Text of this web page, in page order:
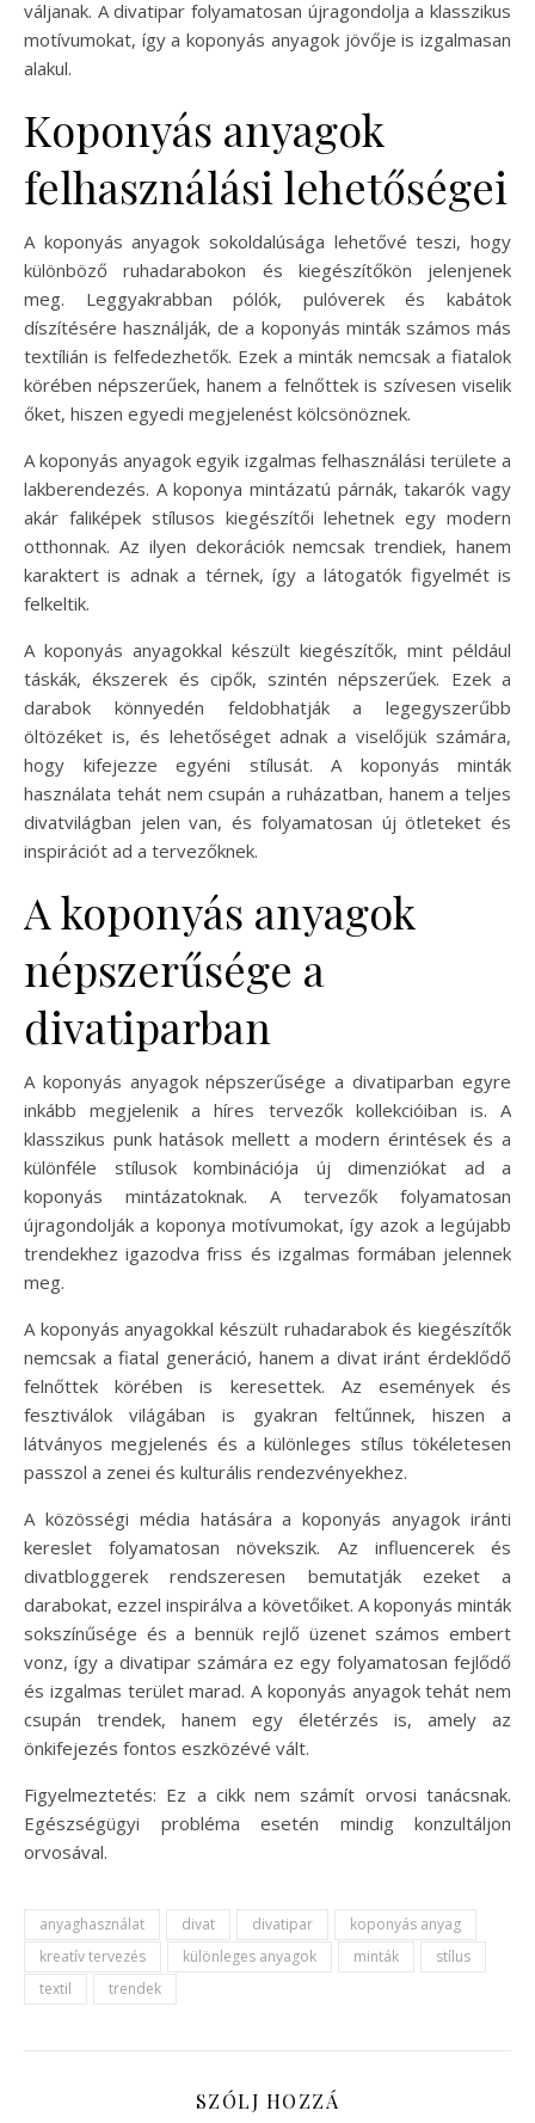
váljanak. A divatipar folyamatosan újragondolja a klasszikus
motívumokat, így a koponyás anyagok jövője is izgalmasan
alakul.
Koponyás anyagok
felhasználási lehetőségei
A koponyás anyagok sokoldalúsága lehetővé teszi, hogy
különböző ruhadarabokon és kiegészítőkön jelenjenek
meg. Leggyakrabban pólók, pulóverek és kabátok
díszítésére használják, de a koponyás minták számos más
textílián is felfedezhetők. Ezek a minták nemcsak a fiatalok
körében népszerűek, hanem a felnőttek is szívesen viselik
őket, hiszen egyedi megjelenést kölcsönöznek.
A koponyás anyagok egyik izgalmas felhasználási területe a
lakberendezés. A koponya mintázatú párnák, takarók vagy
akár faliképek stílusos kiegészítői lehetnek egy modern
otthonnak. Az ilyen dekorációk nemcsak trendiek, hanem
karaktert is adnak a térnek, így a látogatók figyelmét is
felkeltik.
A koponyás anyagokkal készült kiegészítők, mint például
táskák, ékszerek és cipők, szintén népszerűek. Ezek a
darabok könnyedén feldobhatják a legegyszerűbb
öltözéket is, és lehetőséget adnak a viselőjük számára,
hogy kifejezze egyéni stílusát. A koponyás minták
használata tehát nem csupán a ruházatban, hanem a teljes
divatvilágban jelen van, és folyamatosan új ötleteket és
inspirációt ad a tervezőknek.
A koponyás anyagok
népszerűsége a
divatiparban
A koponyás anyagok népszerűsége a divatiparban egyre
inkább megjelenik a híres tervezők kollekcióiban is. A
klasszikus punk hatások mellett a modern érintések és a
különféle stílusok kombinációja új dimenziókat ad a
koponyás mintázatoknak. A tervezők folyamatosan
újragondolják a koponya motívumokat, így azok a legújabb
trendekhez igazodva friss és izgalmas formában jelennek
meg.
A koponyás anyagokkal készült ruhadarabok és kiegészítők
nemcsak a fiatal generáció, hanem a divat iránt érdeklődő
felnőttek körében is keresettek. Az események és
fesztiválok világában is gyakran feltűnnek, hiszen a
látványos megjelenés és a különleges stílus tökéletesen
passzol a zenei és kulturális rendezvényekhez.
A közösségi média hatására a koponyás anyagok iránti
kereslet folyamatosan növekszik. Az influencerek és
divatbloggerek rendszeresen bemutatják ezeket a
darabokat, ezzel inspirálva a követőiket. A koponyás minták
sokszínűsége és a bennük rejlő üzenet számos embert
vonz, így a divatipar számára ez egy folyamatosan fejlődő
és izgalmas terület marad. A koponyás anyagok tehát nem
csupán trendek, hanem egy életérzés is, amely az
önkifejezés fontos eszközévé vált.
Figyelmeztetés: Ez a cikk nem számít orvosi tanácsnak.
Egészségügyi probléma esetén mindig konzultáljon
orvosával.
anyaghasználat divat divatipar
koponyás anyag
kreatív tervezés
különleges anyagok minták
stílus
textil
trendek
SZÓLJ HOZZÁ